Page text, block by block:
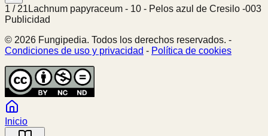
1 / 21 Lachnum papyraceum - 10 - Pelos azul de Cresilo -003
Publicidad
© 2026 Fungipedia. Todos los derechos reservados. -
Condiciones de uso y privacidad - Política de cookies
Inicio